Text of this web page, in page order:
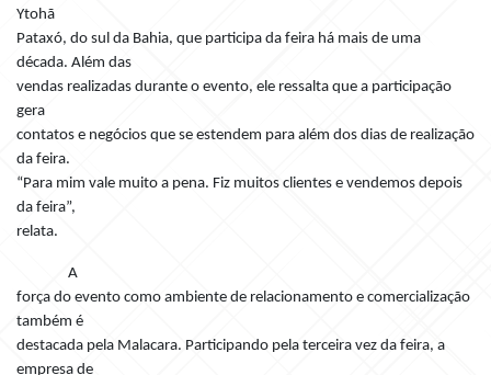
Ytohã
Pataxó, do sul da Bahia, que participa da feira há mais de uma
década. Além das
vendas realizadas durante o evento, ele ressalta que a participação
gera
contatos e negócios que se estendem para além dos dias de realização
da feira.
“Para mim vale muito a pena. Fiz muitos clientes e vendemos depois
da feira”,
relata.
A
força do evento como ambiente de relacionamento e comercialização
também é
destacada pela Malacara. Participando pela terceira vez da feira, a
empresa de